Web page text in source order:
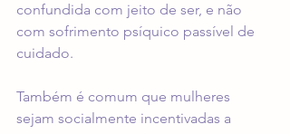
confundida com jeito de ser, e não
com sofrimento psíquico passível de
cuidado.
Também é comum que mulheres
sejam socialmente incentivadas a